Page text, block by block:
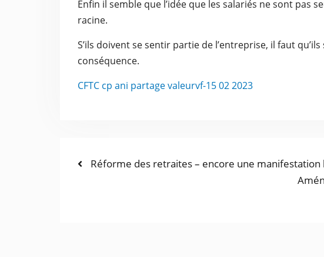
Enfin il semble que l’idée que les salariés ne sont pas
racine.
S’ils doivent se sentir partie de l’entreprise, il faut
conséquence.
CFTC cp ani partage valeurvf-15 02 2023
Réforme des retraites – encore une